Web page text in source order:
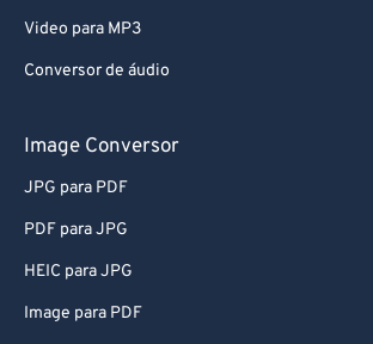
Video para MP3
Conversor de áudio
Image Conversor
JPG para PDF
PDF para JPG
HEIC para JPG
Image para PDF